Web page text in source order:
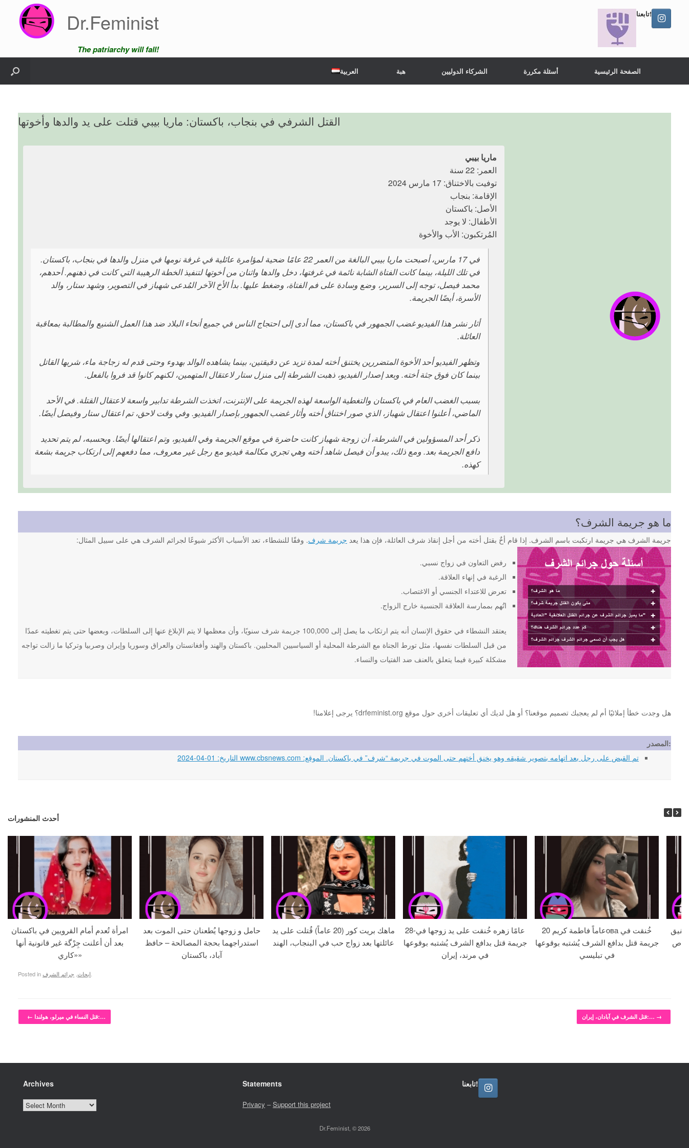
content
Dr.Feminist
The patriarchy will fall!
تابعنا!
العربية هبة الشركاء الدوليين أسئلة مكررة الصفحة الرئيسية
القتل الشرفي في بنجاب، باكستان: ماريا بيبي قتلت على يد والدها وأخوتها
ماريا بيبي
العمر: 22 سنة
توفيت بالاختناق: 17 مارس 2024
الإقامة: بنجاب
الأصل: باكستان
الأطفال: لا يوجد
المُرتكبون: الأب والأخوة
في 17 مارس، أصبحت ماريا بيبي البالغة من العمر 22 عامًا ضحية لمؤامرة عائلية في غرفة نومها في منزل والدها في بنجاب، باكستان.
في تلك الليلة، بينما كانت الفتاة الشابة نائمة في غرفتها، دخل والدها واثنان من أخوتها لتنفيذ الخطة الرهيبة التي كانت في ذهنهم. أحدهم،
محمد فيصل، توجه إلى السرير، وضع وسادة على فم الفتاة، وضغط عليها. بدأ الأخ الآخر المُدعى شهباز في التصوير، وشهد ستار، والد
الأسرة، أيضًا الجريمة.
أثار نشر هذا الفيديو غضب الجمهور في باكستان، مما أدى إلى احتجاج الناس في جميع أنحاء البلاد ضد هذا العمل الشنيع والمطالبة بمعاقبة
العائلة.
وتظهر الفيديو أحد الأخوة المتضررين يختنق أخته لمدة تزيد عن دقيقتين، بينما يشاهده الوالد بهدوء وحتى قدم له زجاجة ماء، شربها القاتل
بينما كان فوق جثة أخته. وبعد إصدار الفيديو، ذهبت الشرطة إلى منزل ستار لاعتقال المتهمين، لكنهم كانوا قد فروا بالفعل.
بسبب الغضب العام في باكستان والتغطية الواسعة لهذه الجريمة على الإنترنت، اتخذت الشرطة تدابير واسعة لاعتقال القتلة. في الأحد
الماضي، أعلنوا اعتقال شهباز، الذي صور اختناق أخته وأثار غضب الجمهور بإصدار الفيديو. وفي وقت لاحق، تم اعتقال ستار وفيصل أيضًا.
ذكر أحد المسؤولين في الشرطة، أن زوجة شهباز كانت حاضرة في موقع الجريمة وفي الفيديو، وتم اعتقالها أيضًا. وبحسبه، لم يتم تحديد
دافع الجريمة بعد. ومع ذلك، يبدو أن فيصل شاهد أخته وهي تجري مكالمة فيديو مع رجل غير معروف، مما دفعهم إلى ارتكاب جريمة بشعة
كهذه.
ما هو جريمة الشرف؟
جريمة الشرف هي جريمة ارتكبت باسم الشرف. إذا قام أخٌ بقتل أخته من أجل إنقاذ شرف العائلة، فإن هذا يعد جريمة شرف. وفقًا للنشطاء، تعد الأسباب الأكثر شيوعًا لجرائم الشرف هي على سبيل المثال:
رفض التعاون في زواج نسبي.
الرغبة في إنهاء العلاقة.
تعرض للاعتداء الجنسي أو الاغتصاب.
اتُهم بممارسة العلاقة الجنسية خارج الزواج.
يعتقد النشطاء في حقوق الإنسان أنه يتم ارتكاب ما يصل إلى 100,000 جريمة شرف سنويًا، وأن معظمها لا يتم الإبلاغ عنها إلى السلطات، وبعضها حتى يتم تغطيته عمدًا
من قبل السلطات نفسها، مثل تورط الجناة مع الشرطة المحلية أو السياسيين المحليين. باكستان والهند وأفغانستان والعراق وسوريا وإيران وصربيا وتركيا ما زالت تواجه
مشكلة كبيرة فيما يتعلق بالعنف ضد الفتيات والنساء.
هل وجدت خطأ إملائيًا أم لم يعجبك تصميم موقعنا؟ أو هل لديك أي تعليقات أخرى حول موقع drfeminist.org؟ يرجى إعلامنا!
المصدر:
تم القبض على رجل بعد اتهامه بتصوير شقيقه وهو يخنق أختهم حتى الموت في جريمة “شرف” في باكستان. الموقع: www.cbsnews.com التاريخ: 01-04-2024
أحدث المنشورات
امرأة تُعدم أمام القرويين في باكستان
بعد أن أعلنت جِرْگة غير قانونية أنها
«كاري»
حامل و زوجها يُطعنان حتى الموت بعد
استدراجهما بحجة المصالحة – حافظ
آباد، باكستان
ماهك بريت كور (20 عاماً) قُتلت على يد
عائلتها بعد زواج حب في البنجاب، الهند
28-عامًا زهره خُنقت على يد زوجها في
جريمة قتل بدافع الشرف يُشتبه بوقوعها
في مرند، إيران
20 عاماً فاطمة كريمова خُنقت في
جريمة قتل بدافع الشرف يُشتبه بوقوعها
في تبليسي
عامًا وشقيق
بالرصاص
Posted in ابحاث جرائم الشرف
Post navigation
← قتل النساء في ميرلو، هولندا:… قتل الشرف في آبادان، إيران:… →
تابعنا! Statements
Privacy –Support this project
Archives
Archives
Dr.Feminist, © 2026